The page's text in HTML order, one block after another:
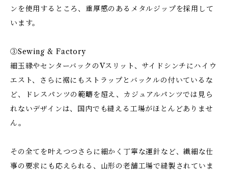
ンを使用するところ、重厚感のあるメタルジップを採用して
います。
③Sewing & Factory
細玉縁やセンターバックのVスリット、サイドシンチにハイウ
エスト、さらに裾にもストラップとバックルの付いているな
ど、ドレスパンツの範疇を超え、カジュアルパンツでは見ら
れないデザインは、国内でも縫える工場がほとんどありませ
ん。
その全てを叶えつつさらに細かく丁寧な運針など、繊細な仕
事の要求にも応えられる、山形の老舗工場で縫製されていま